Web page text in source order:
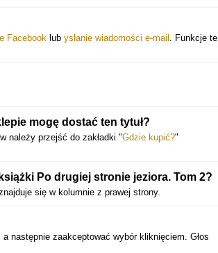
Facebook lub ysłanie wiadomości e-mail . Funkcje te
mogę dostać ten tytuł?
należy przejść do zakładki "Gdzie kupić?"
Po drugiej stronie jeziora. Tom 2?
się w kolumnie z prawej strony.
następnie zaakceptować wybór kliknięciem. Głos